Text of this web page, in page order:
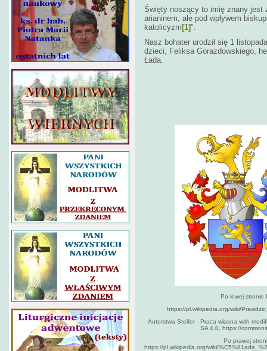
Święty noszący to imię znany jest
arianinem, ale pod wpływem
katolicyzm [1]".
Nasz bohater urodził się 1
dzieci, Feliksa Gorazdowskiego,
Łada.
Po lewej stronie
https://pl.wikipedia.org/wiki/
Autorstwa Steifer - Praca własna with
SA 4.0, https://
Po prawej
https://pl.wikipedia.org/wiki/